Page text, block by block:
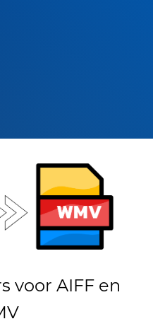
voor AIFF en